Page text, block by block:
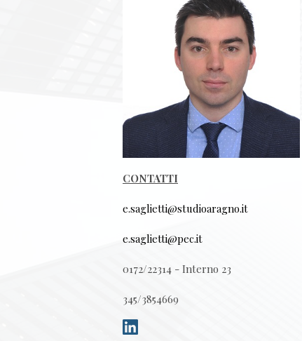
CONTATTI
e.saglietti@studioaragno.it
e.saglietti@pec.it
0172/22314 - Interno 23
345/3854669